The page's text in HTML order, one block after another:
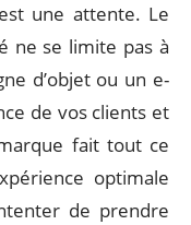
une attente. Le
ne se limite pas à
d’objet ou un e-
de vos clients et
fait tout ce
optimale
de prendre